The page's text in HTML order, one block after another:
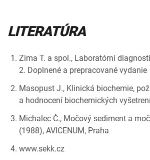
LITERATÚRA
Zima T. a spol., Laboratórní
2. Doplnené a prepracované vydanie
Masopust J., Klinická biochemie,
a hodnocení biochemických
Michalec Č., Močový sediment a
(1988), AVICENUM, Praha
www.sekk.cz